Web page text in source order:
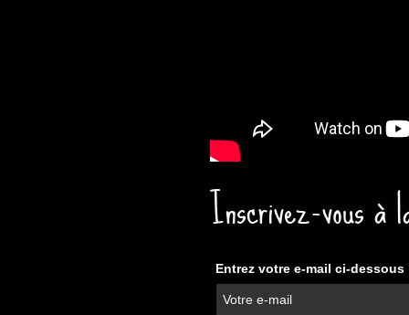
Inscrivez-vous à
Entrez votre e-mail ci-dessous